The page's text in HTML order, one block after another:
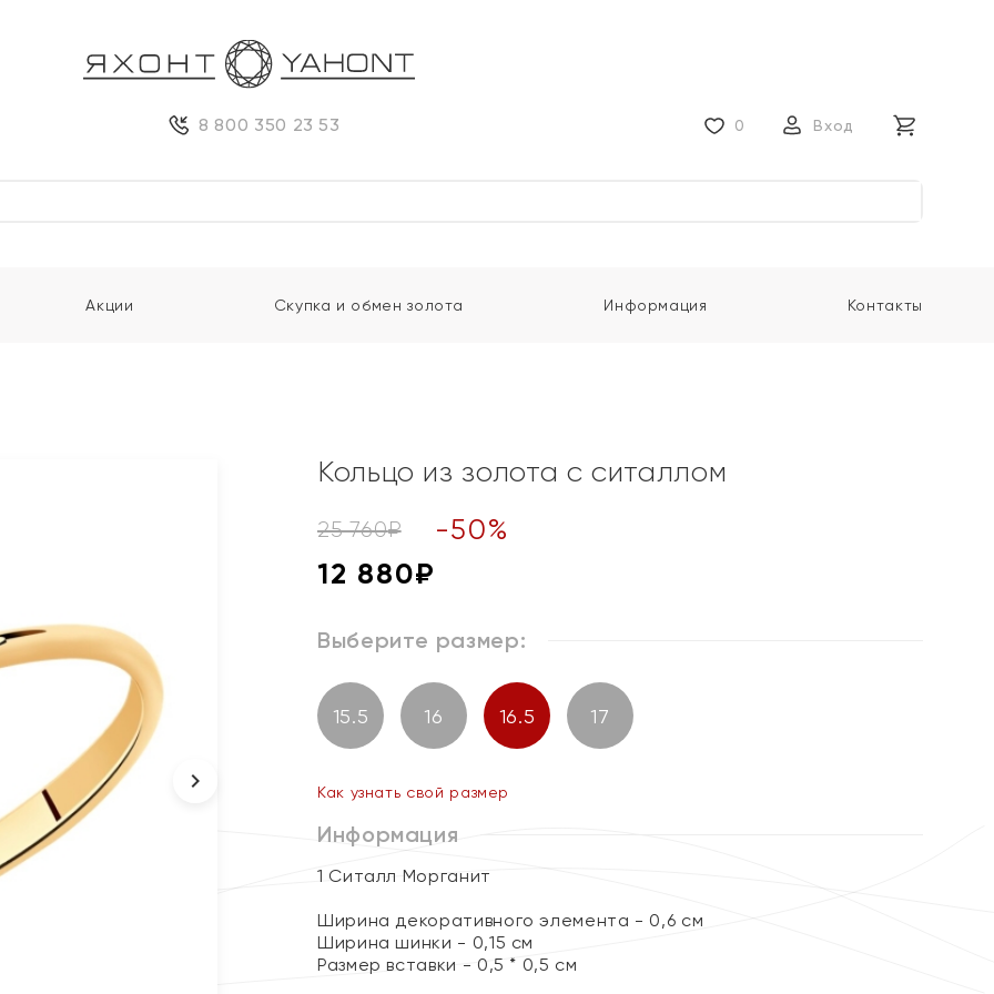
8 800 350 23 53 0 Вход
Акции Скупка и обмен золота Информация Контакты
Кольцо из золота с ситаллом
25 760₽ -50%
12 880₽
Выберите размер:
15.5 16 16.5 17
Как узнать свой размер
Информация
1 Ситалл Морганит
Ширина декоративного элемента - 0,6 см
Ширина шинки - 0,15 см
Размер вставки - 0,5 * 0,5 см